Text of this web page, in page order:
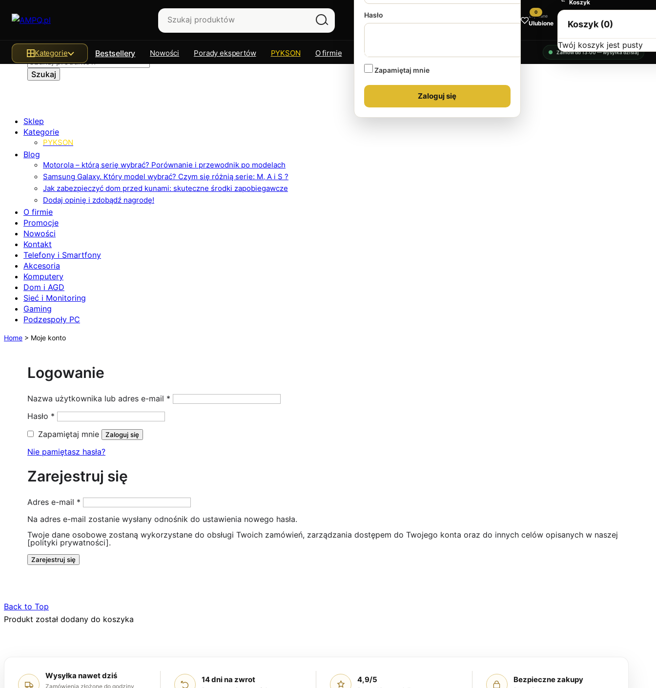
Sklep
Kategorie
PYKSON
Blog
Motorola – którą serię wybrać? Porównanie i przewodnik po modelach
Samsung Galaxy. Który model wybrać? Czym się różnią serie: M, A i S ?
Jak zabezpieczyć dom przed kunami: skuteczne środki zapobiegawcze
Dodaj opinię i zdobądź nagrodę!
O firmie
Promocje
Nowości
Kontakt
Telefony i Smartfony
Akcesoria
Komputery
Dom i AGD
Sieć i Monitoring
Gaming
Podzespoły PC
Koszyk
Koszyk (0)
Twój koszyk jest pusty
0
Zapisane
Ulubione
Hasło
Zapamiętaj mnie
Kategorie Bestsellery Nowości Porady ekspertów PYKSON O firmie Kontakt Zamów do 13:00 — wysyłka dzisiaj
Home > Moje konto
Logowanie
Nazwa użytkownika lub adres e-mail * Wymagane
Hasło * Wymagane
Zapamiętaj mnie
Zaloguj się
Nie pamiętasz hasła?
Zarejestruj się
Adres e-mail * Wymagane
Na adres e-mail zostanie wysłany odnośnik do ustawienia nowego hasła.
Twoje dane osobowe zostaną wykorzystane do obsługi Twoich zamówień, zarządzania dostępem do Twojego konta oraz do innych celów opisanych w naszej
[polityki prywatności].
Zarejestruj się
Back to Top
Produkt został dodany do koszyka
Wysyłka nawet dziś
Zamówienia złożone do godziny
14 dni na zwrot 4,9/5 Bezpieczne zakupy